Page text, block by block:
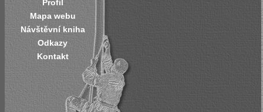
Profil
Mapa webu
Návštěvní kniha
Odkazy
Kontakt